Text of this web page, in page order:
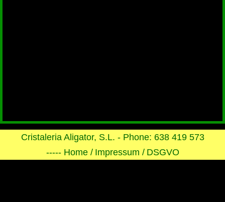
Cristaleria Aligator, S.L. - Phone: 638 419 573
----- Home / Impressum / DSGVO